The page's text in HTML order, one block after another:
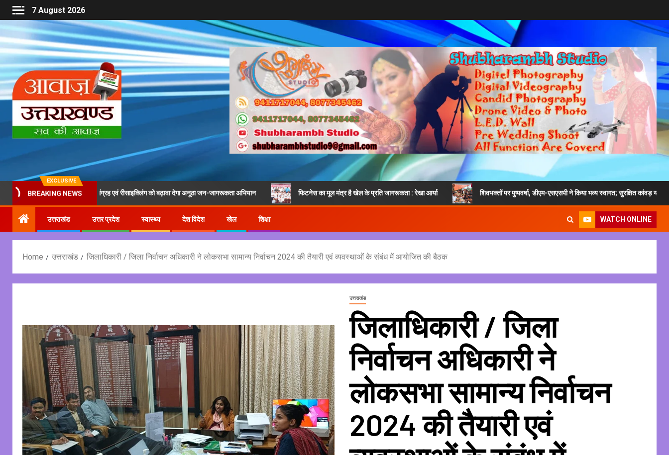
7 August 2026
EXCLUSIVE
BREAKING NEWS
पीईटी बोतलों के संग्रह एवं रीसाइक्लिंग को बढ़ावा देगा अनूठा जन-जागरूकता अभियान फिटनेस का मूल मंत्र है खेल के प्रति जागरूकता : रेखा आर्या शिवभक्तों पर पुष्पवर्षा, डीएम-एसएसपी ने किया भव्य स्वागत; सुरक्षित कांवड़ यात्रा का दिया संदेश
उत्तराखंड उत्तर प्रदेश स्वास्थ्य देश विदेश खेल शिक्षा WATCH ONLINE
Home उत्तराखंड जिलाधिकारी / जिला निर्वाचन अधिकारी ने लोकसभा सामान्य निर्वाचन 2024 की तैयारी एवं व्यवस्थाओं के संबंध में आयोजित की बैठक
उत्तराखंड
जिलाधिकारी / जिला
निर्वाचन अधिकारी ने
लोकसभा सामान्य निर्वाचन
2024 की तैयारी एवं